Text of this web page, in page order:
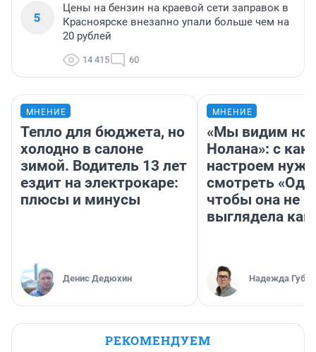
5
Цены на бензин на краевой сети заправок в
Красноярске внезапно упали больше чем на
20 рублей
14 415 60
МНЕНИЕ
Тепло для бюджета, но
холодно в салоне
зимой. Водитель 13 лет
ездит на электрокаре:
плюсы и минусы
Денис Дедюхин
МНЕНИЕ
«Мы видим
Нолана»: с
настроем
смотреть
чтобы она не
выглядела как
Надежда
РЕКОМЕНДУЕМ